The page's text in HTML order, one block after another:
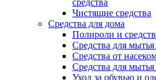
средства
Чистящие средства
Средства для дома
Полироли и
Средства для мытья
Средства от
Средства для
Уход за обувью и